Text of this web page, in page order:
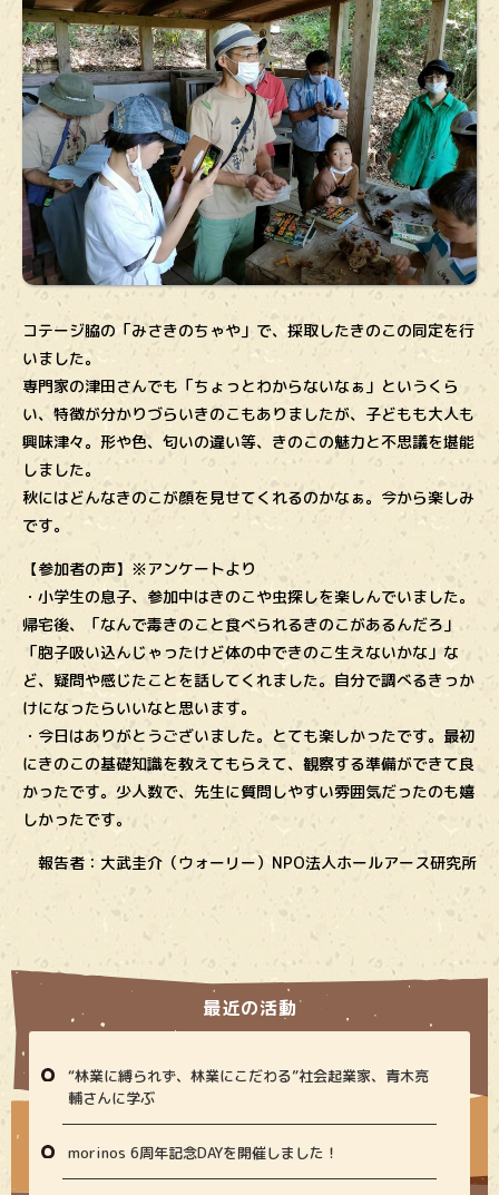
コテージ脇の「みさきのちゃや」で、採取したきのこの同定を行
いました。
専門家の津田さんでも「ちょっとわからないなぁ」というくら
い、特徴が分かりづらいきのこもありましたが、子どもも大人も
興味津々。形や色、匂いの違い等、きのこの魅力と不思議を堪能
しました。
秋にはどんなきのこが顔を見せてくれるのかなぁ。今から楽しみ
です。
【参加者の声】※アンケートより
・小学生の息子、参加中はきのこや虫探しを楽しんでいました。
帰宅後、「なんで毒きのこと食べられるきのこがあるんだろ」
「胞子吸い込んじゃったけど体の中できのこ生えないかな」な
ど、疑問や感じたことを話してくれました。自分で調べるきっか
けになったらいいなと思います。
・今日はありがとうございました。とても楽しかったです。最初
にきのこの基礎知識を教えてもらえて、観察する準備ができて良
かったです。少人数で、先生に質問しやすい雰囲気だったのも嬉
しかったです。
報告者：大武圭介（ウォーリー）NPO法人ホールアース研究所
最近の活動
“林業に縛られず、林業にこだわる”社会起業家、青木亮
輔さんに学ぶ
morinos 6周年記念DAYを開催しました！